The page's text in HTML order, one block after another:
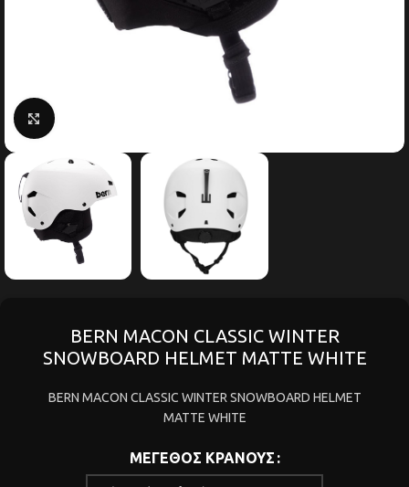
Κάντε κλικ για μεγέθυνση
BERN MACON CLASSIC WINTER
SNOWBOARD HELMET MATTE WHITE
BERN MACON CLASSIC WINTER SNOWBOARD HELMET
MATTE WHITE
ΜΕΓΕΘΟΣ ΚΡΑΝΟΥΣ